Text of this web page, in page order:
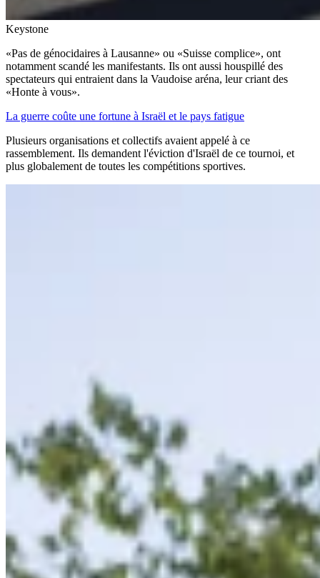
Keystone
«Pas de génocidaires à Lausanne» ou «Suisse complice», ont
notamment scandé les manifestants. Ils ont aussi houspillé des
spectateurs qui entraient dans la Vaudoise aréna, leur criant des
«Honte à vous».
La guerre coûte une fortune à Israël et le pays fatigue
Plusieurs organisations et collectifs avaient appelé à ce
rassemblement. Ils demandent l'éviction d'Israël de ce tournoi, et
plus globalement de toutes les compétitions sportives.